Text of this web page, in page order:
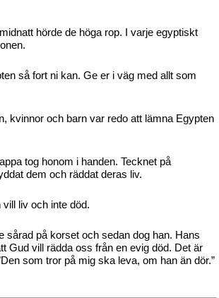
hörde de höga rop. I varje egyptiskt
så fort ni kan. Ge er i väg med allt som
kvinnor och barn var redo att lämna Egypten
tog honom i handen. Tecknet på
dem och räddat deras liv.
liv och inte död.
sårad på korset och sedan dog han. Hans
Gud vill rädda oss från en evig död. Det är
som tror på mig ska leva, om han än dör.”